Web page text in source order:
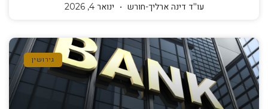
עו''ד דינה ארליך-חורש ינואר 4, 2026
גירושין